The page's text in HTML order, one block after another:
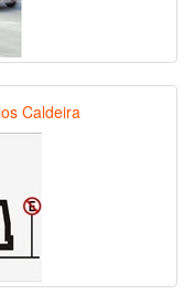
Caldeira